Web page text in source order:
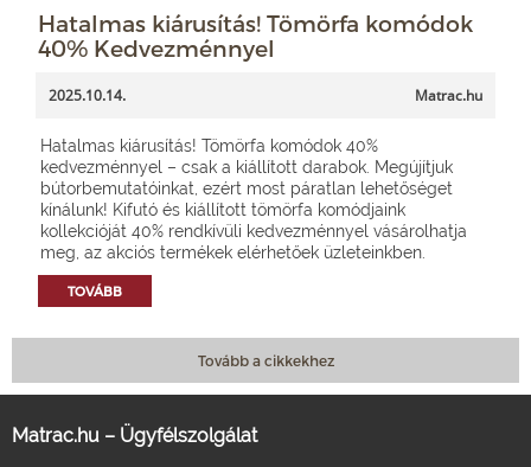
Hatalmas kiárusítás! Tömörfa komódok
40% Kedvezménnyel
2025.10.14. Matrac.hu
Hatalmas kiárusítás! Tömörfa komódok 40%
kedvezménnyel – csak a kiállított darabok. Megújítjuk
bútorbemutatóinkat, ezért most páratlan lehetőséget
kínálunk! Kifutó és kiállított tömörfa komódjaink
kollekcióját 40% rendkívüli kedvezménnyel vásárolhatja
meg, az akciós termékek elérhetőek üzleteinkben.
TOVÁBB
Tovább a cikkekhez
Matrac.hu – Ügyfélszolgálat